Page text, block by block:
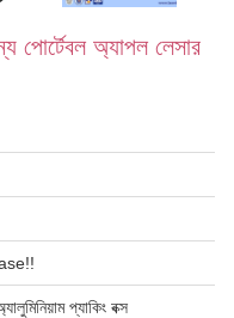
অ্যাপল লেসার
প্যাকিং বক্স